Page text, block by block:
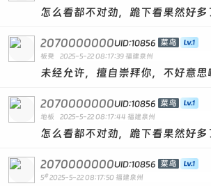
怎么看都不对劲，跪下看果然好多
2070000000UID:10856 菜鸟
板凳 2025-5-22 08:17:39 福建泉州
未经允许，擅自崇拜你，不好意思
2070000000UID:10856 菜鸟
地板 2025-5-22 08:17:44 福建泉州
怎么看都不对劲，跪下看果然好多
2070000000UID:10856 菜鸟
5# 2025-5-22 08:17:50 福建泉州